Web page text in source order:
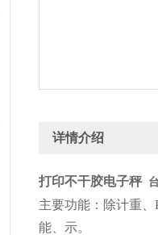
详情介绍
打印不干胶电子秤
主要功能：除计重
能、示。